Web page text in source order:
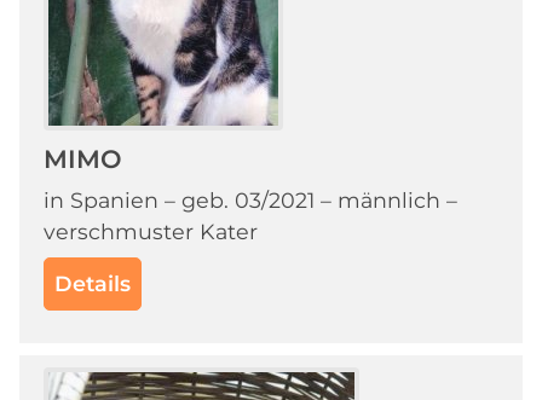
MIMO
in Spanien – geb. 03/2021 – männlich –
verschmuster Kater
Details